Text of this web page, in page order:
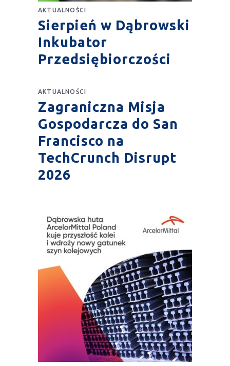
AKTUALNOŚCI
Sierpień w Dąbrowski
Inkubator
Przedsiębiorczości
AKTUALNOŚCI
Zagraniczna Misja
Gospodarcza do San
Francisco na
TechCrunch Disrupt
2026